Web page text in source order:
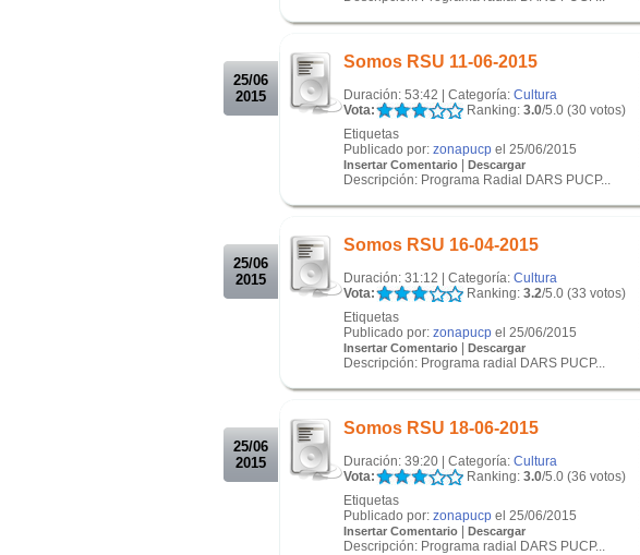
25/06
2015
Somos RSU 11-06-2015
Duración: 53:42 | Categoría: Cultura
Vota:
Ranking: 3.0/5.0 (30 votos)
Etiquetas
Publicado por: zonapucp el 25/06/2015
Insertar Comentario | Descargar
Descripción: Programa Radial DARS PUCP...
25/06
2015
Somos RSU 16-04-2015
Duración: 31:12 | Categoría: Cultura
Vota:
Ranking: 3.2/5.0 (33 votos)
Etiquetas
Publicado por: zonapucp el 25/06/2015
Insertar Comentario | Descargar
Descripción: Programa radial DARS PUCP...
25/06
2015
Somos RSU 18-06-2015
Duración: 39:20 | Categoría: Cultura
Vota:
Ranking: 3.0/5.0 (36 votos)
Etiquetas
Publicado por: zonapucp el 25/06/2015
Insertar Comentario | Descargar
Descripción: Programa radial DARS PUCP...